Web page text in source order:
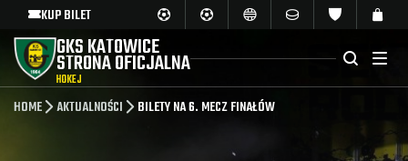
KUP BILET
GKS KATOWICE
STRONA OFICJALNA
HOKEJ
HOME AKTUALNOŚCI BILETY NA 6. MECZ FINAŁÓW